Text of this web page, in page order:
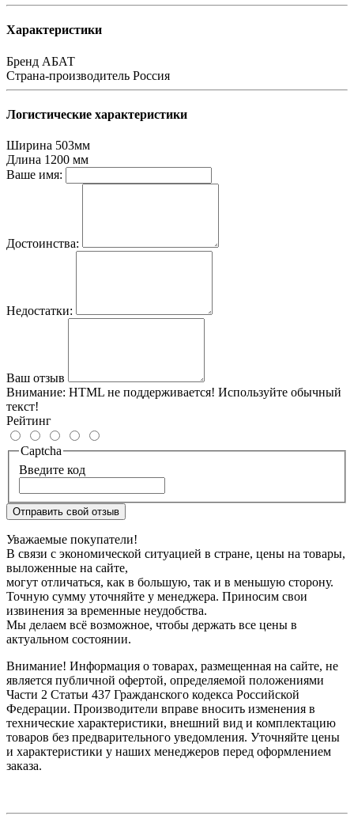
Характеристики
Бренд АБАТ
Страна-производитель Россия
Логистические характеристики
Ширина 503мм
Длина 1200 мм
Ваше имя:
Достоинства:
Недостатки:
Ваш отзыв
Внимание: HTML не поддерживается! Используйте обычный
текст!
Рейтинг
Captcha
Введите код
Отправить свой отзыв
Уважаемые покупатели!
В связи с экономической ситуацией в стране, цены на товары,
выложенные на сайте,
могут отличаться, как в большую, так и в меньшую сторону.
Точную сумму уточняйте у менеджера. Приносим свои
извинения за временные неудобства.
Мы делаем всё возможное, чтобы держать все цены в
актуальном состоянии.
Внимание! Информация о товарах, размещенная на сайте, не
является публичной офертой, определяемой положениями
Части 2 Статьи 437 Гражданского кодекса Российской
Федерации. Производители вправе вносить изменения в
технические характеристики, внешний вид и комплектацию
товаров без предварительного уведомления. Уточняйте цены
и характеристики у наших менеджеров перед оформлением
заказа.